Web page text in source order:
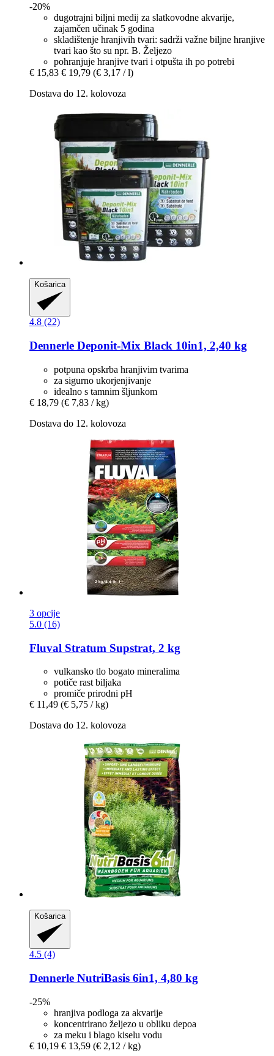
-20%
dugotrajni biljni medij za slatkovodne akvarije,
zajamčen učinak 5 godina
skladištenje hranjivih tvari: sadrži važne biljne hranjive
tvari kao što su npr. B. Željezo
pohranjuje hranjive tvari i otpušta ih po potrebi
€ 15,83 € 19,79 (€ 3,17 / l)
Dostava do 12. kolovoza
Košarica
4.8 (22)
Dennerle Deponit-​Mix Black 10in1, 2,40 kg
potpuna opskrba hranjivim tvarima
za sigurno ukorjenjivanje
idealno s tamnim šljunkom
€ 18,79 (€ 7,83 / kg)
Dostava do 12. kolovoza
3 opcije
5.0 (16)
Fluval Stratum Supstrat, 2 kg
vulkansko tlo bogato mineralima
potiče rast biljaka
promiče prirodni pH
€ 11,49 (€ 5,75 / kg)
Dostava do 12. kolovoza
Košarica
4.5 (4)
Dennerle NutriBasis 6in1, 4,80 kg
-25%
hranjiva podloga za akvarije
koncentrirano željezo u obliku depoa
za meku i blago kiselu vodu
€ 10,19 € 13,59 (€ 2,12 / kg)